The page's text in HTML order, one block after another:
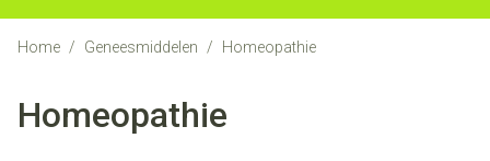
Home / Geneesmiddelen / Homeopathie
Homeopathie